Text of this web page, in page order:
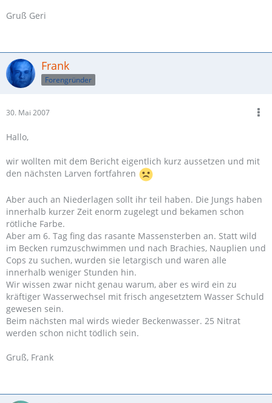
Gruß Geri
Frank
Forengründer
30. Mai 2007
Hallo,
wir wollten mit dem Bericht eigentlich kurz aussetzen und mit
den nächsten Larven fortfahren
Aber auch an Niederlagen sollt ihr teil haben. Die Jungs haben
innerhalb kurzer Zeit enorm zugelegt und bekamen schon
rötliche Farbe.
Aber am 6. Tag fing das rasante Massensterben an. Statt wild
im Becken rumzuschwimmen und nach Brachies, Nauplien und
Cops zu suchen, wurden sie letargisch und waren alle
innerhalb weniger Stunden hin.
Wir wissen zwar nicht genau warum, aber es wird ein zu
kräftiger Wasserwechsel mit frisch angesetztem Wasser Schuld
gewesen sein.
Beim nächsten mal wirds wieder Beckenwasser. 25 Nitrat
werden schon nicht tödlich sein.
Gruß, Frank